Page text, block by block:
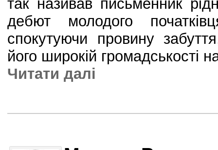
так називав письменник
дебют молодого
спокутуючи провину
його широкій громадськості
Читати далi